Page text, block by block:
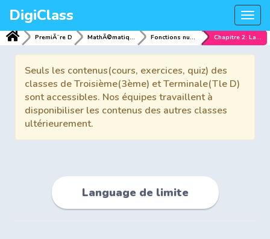
DigiClass
PremiÃ¨re D MathÃ©matiques Fonctions numeriques Chapitre 2: Language de limite
Seuls les contenus(cours, exercices, quiz) des
classes de Troisième(3ème) et Terminale(Tle D)
sont accessibles. Nos équipes travaillent à
disponibiliser les contenus des autres classes
ultérieurement.
Language de limite